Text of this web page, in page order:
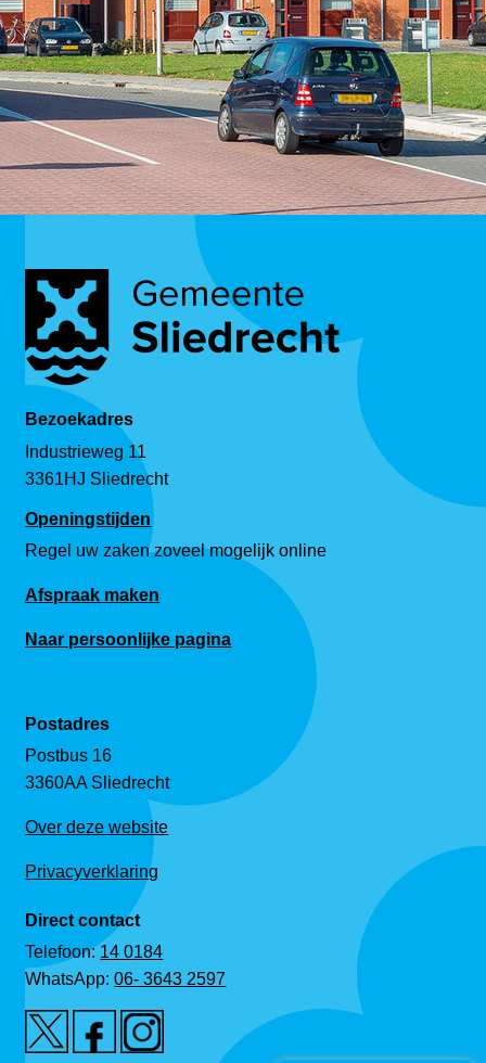
Bezoekadres
Industrieweg 11
3361HJ Sliedrecht
Openingstijden
Regel uw zaken zoveel mogelijk online
Afspraak maken
Naar persoonlijke pagina
Postadres
Postbus 16
3360AA Sliedrecht
Over deze website
Privacyverklaring
Direct contact
Telefoon:14 0184
WhatsApp:06- 3643 2597